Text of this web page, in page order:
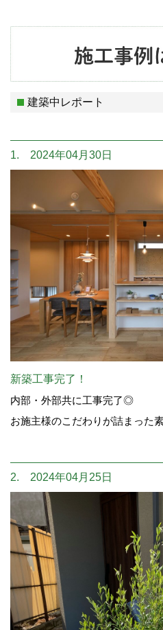
建築中レポート
1. 2024年04月30日
新築工事完了！
内部・外部共に工事完了◎
お施主様のこだわりが詰まった
2. 2024年04月25日